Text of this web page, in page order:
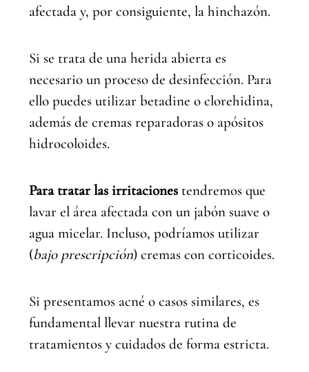
afectada y, por consiguiente, la hinchazón.
Si se trata de una herida abierta es
necesario un proceso de desinfección. Para
ello puedes utilizar betadine o clorehidina,
además de cremas reparadoras o apósitos
hidrocoloides.
Para tratar las irritaciones tendremos que
lavar el área afectada con un jabón suave o
agua micelar. Incluso, podríamos utilizar
(bajo prescripción) cremas con corticoides.
Si presentamos acné o casos similares, es
fundamental llevar nuestra rutina de
tratamientos y cuidados de forma estricta.